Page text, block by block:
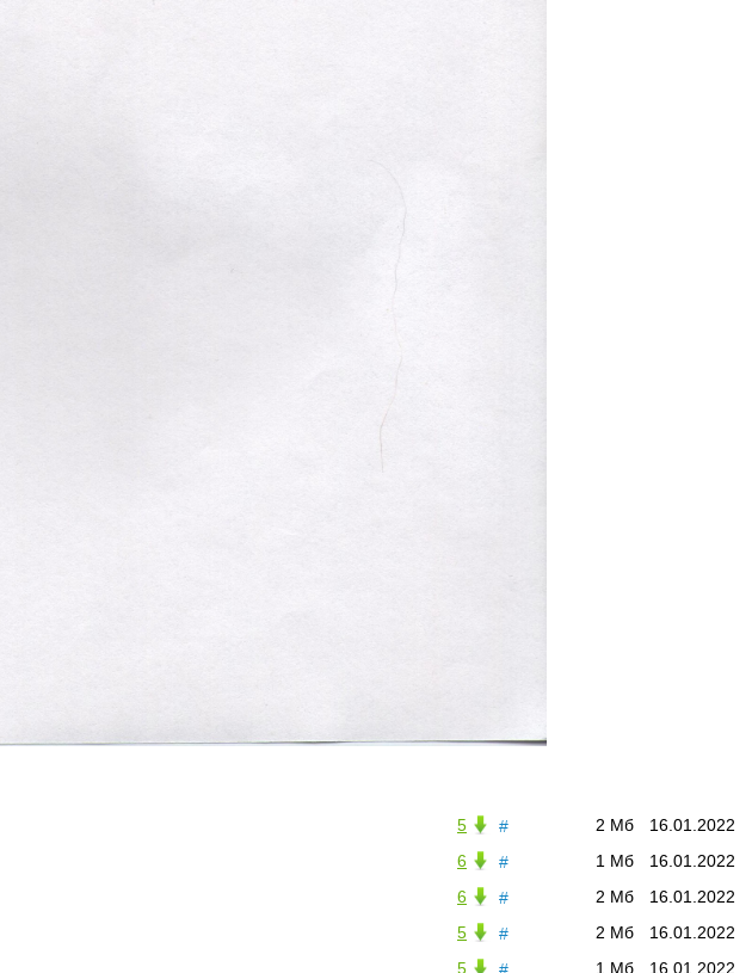
# 16.01.2022
2 Мб
5
#
16.01.2022
1 Мб
6
#
16.01.2022
2 Мб
6
#
16.01.2022
2 Мб
5
16.01.2022
1 Мб
5